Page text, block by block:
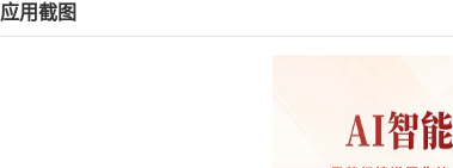
应用截图